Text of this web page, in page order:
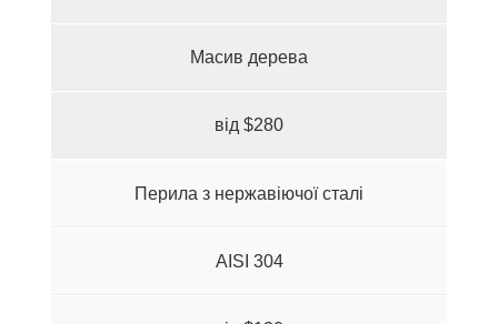
Масив дерева
від $280
Перила з нержавіючої сталі
AISI 304